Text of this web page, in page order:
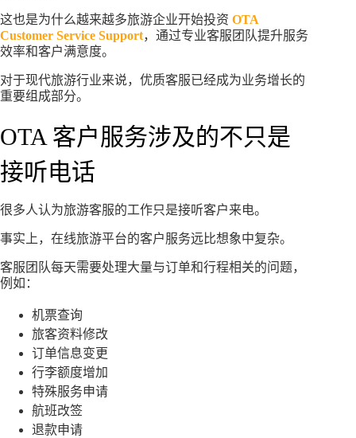
这也是为什么越来越多旅游企业开始投资 OTA
Customer Service Support，通过专业客服团队提升服务
效率和客户满意度。
对于现代旅游行业来说，优质客服已经成为业务增长的
重要组成部分。
OTA 客户服务涉及的不只是
接听电话
很多人认为旅游客服的工作只是接听客户来电。
事实上，在线旅游平台的客户服务远比想象中复杂。
客服团队每天需要处理大量与订单和行程相关的问题，
例如：
机票查询
旅客资料修改
订单信息变更
行李额度增加
特殊服务申请
航班改签
退款申请